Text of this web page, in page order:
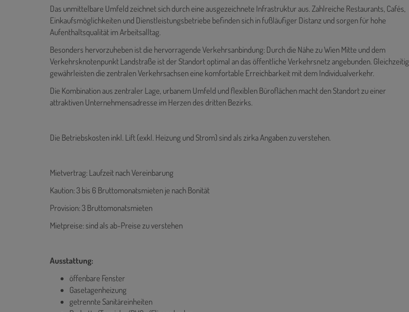
Das unmittelbare Umfeld zeichnet sich durch eine ausgezeichnete Infrastruktur aus. Zahlreiche Restaurants, Cafés,
Einkaufsmöglichkeiten und Dienstleistungsbetriebe befinden sich in fußläufiger Distanz und sorgen für hohe
Aufenthaltsqualität im Arbeitsalltag.
Besonders hervorzuheben ist die hervorragende Verkehrsanbindung: Durch die Nähe zu Wien Mitte und dem
Verkehrsknotenpunkt Landstraße ist der Standort optimal an das öffentliche Verkehrsnetz angebunden. Gleichzeitig
gewährleisten die zentralen Verkehrsachsen eine komfortable Erreichbarkeit mit dem Individualverkehr.
Die Kombination aus zentraler Lage, urbanem Umfeld und flexiblen Büroflächen macht den Standort zu einer
attraktiven Unternehmensadresse im Herzen des dritten Bezirks.
Die Betriebskosten inkl. Lift (exkl. Heizung und Strom) sind als zirka Angaben zu verstehen.
Mietvertrag: Laufzeit nach Vereinbarung
Kaution: 3 bis 6 Bruttomonatsmieten je nach Bonität
Provision: 3 Bruttomonatsmieten
Mietpreise: sind als ab-Preise zu verstehen
Ausstattung:
öffenbare Fenster
Gasetagenheizung
getrennte Sanitäreinheiten